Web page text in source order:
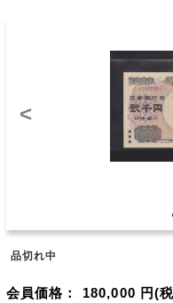
<
品切れ中
会員価格： 180,000 円(